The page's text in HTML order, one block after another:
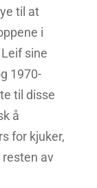
til at
i
sine
1970-
til disse
å
for kjuker,
av